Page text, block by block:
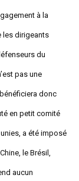
à la
les dirigeants
du
pas une
donc
en petit comité
a été imposé
le Brésil,
aucun